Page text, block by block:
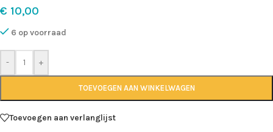
€ 10,00
6 op voorraad
- +
TOEVOEGEN AAN WINKELWAGEN
Toevoegen aan verlanglijst